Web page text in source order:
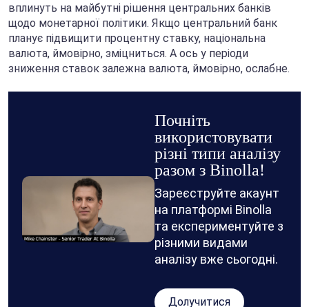
вплинуть на майбутні рішення центральних банків
щодо монетарної політики. Якщо центральний банк
планує підвищити процентну ставку, національна
валюта, ймовірно, зміцниться. А ось у періоди
зниження ставок залежна валюта, ймовірно, ослабне.
Почніть
використовувати
різні типи аналізу
разом з Binolla!
Зареєструйте акаунт
на платформі Binolla
та експериментуйте з
різними видами
аналізу вже сьогодні.
Долучитися